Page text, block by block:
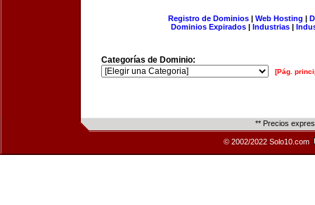
Registro de Dominios| Web Hosting |
Dominios Expirados | Industrias |
Categorías de Dominio:
[Pág.
** Precios
© 2002/2022 Solo10.com